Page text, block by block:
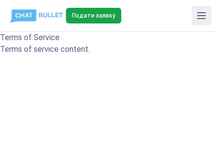
Подати заявку
Terms of Service
Terms of service content.